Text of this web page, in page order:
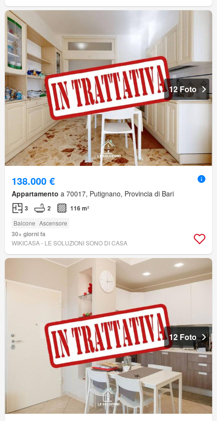
12 Foto
138.000 €
Appartamento a 70017, Putignano, Provincia di Bari
3 2 116 m²
Balcone Ascensore
30+ giorni fa
WIKICASA - LE SOLUZIONI SONO DI CASA
12 Foto